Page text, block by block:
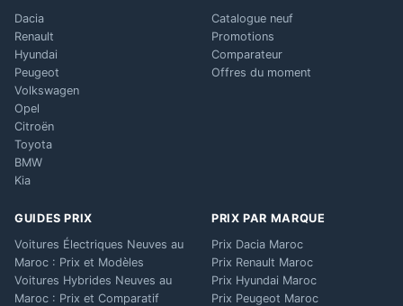
Dacia
Renault
Hyundai
Peugeot
Volkswagen
Opel
Citroën
Toyota
BMW
Kia
Catalogue neuf
Promotions
Comparateur
Offres du moment
GUIDES PRIX
Voitures Électriques Neuves au
Maroc : Prix et Modèles
Voitures Hybrides Neuves au
Maroc : Prix et Comparatif
PRIX PAR MARQUE
Prix Dacia Maroc
Prix Renault Maroc
Prix Hyundai Maroc
Prix Peugeot Maroc